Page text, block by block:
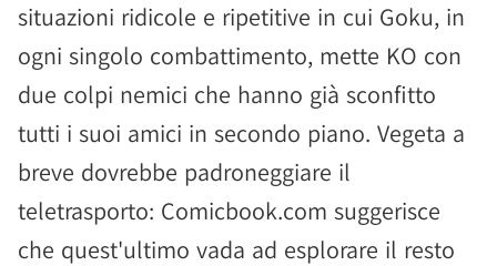
situazioni ridicole e ripetitive in cui Goku, in
ogni singolo combattimento, mette KO con
due colpi nemici che hanno già sconfitto
tutti i suoi amici in secondo piano. Vegeta a
breve dovrebbe padroneggiare il
teletrasporto: Comicbook.com suggerisce
che quest'ultimo vada ad esplorare il resto